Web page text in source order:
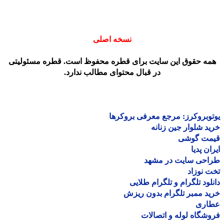
نسخه اصلی
حقوق این سایت برای قطره محفوظ است. قطره مسئولیتی
در قبال محتوای مطالب ندارد.
مرجع معرفی بروکرها
شلوار جین زنانه
گوشی
پدیا
سایت در مشهد
نوزاد
تلگرام و تلگرام طلایی
ممبر تلگرام بدون ریزش
لوله و اتصالات